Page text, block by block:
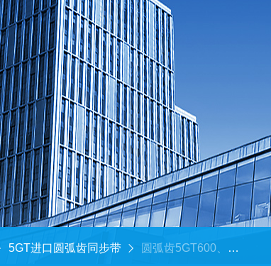
5GT进口圆弧齿同步带 圆弧齿5GT600、5GT615、5GT625、5GT635、5GT645、5GT670、5GT675同步带耐高温皮带